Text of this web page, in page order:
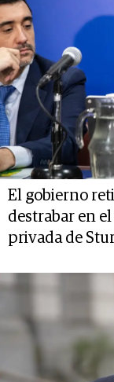
El gobierno
destrabar en
privada de